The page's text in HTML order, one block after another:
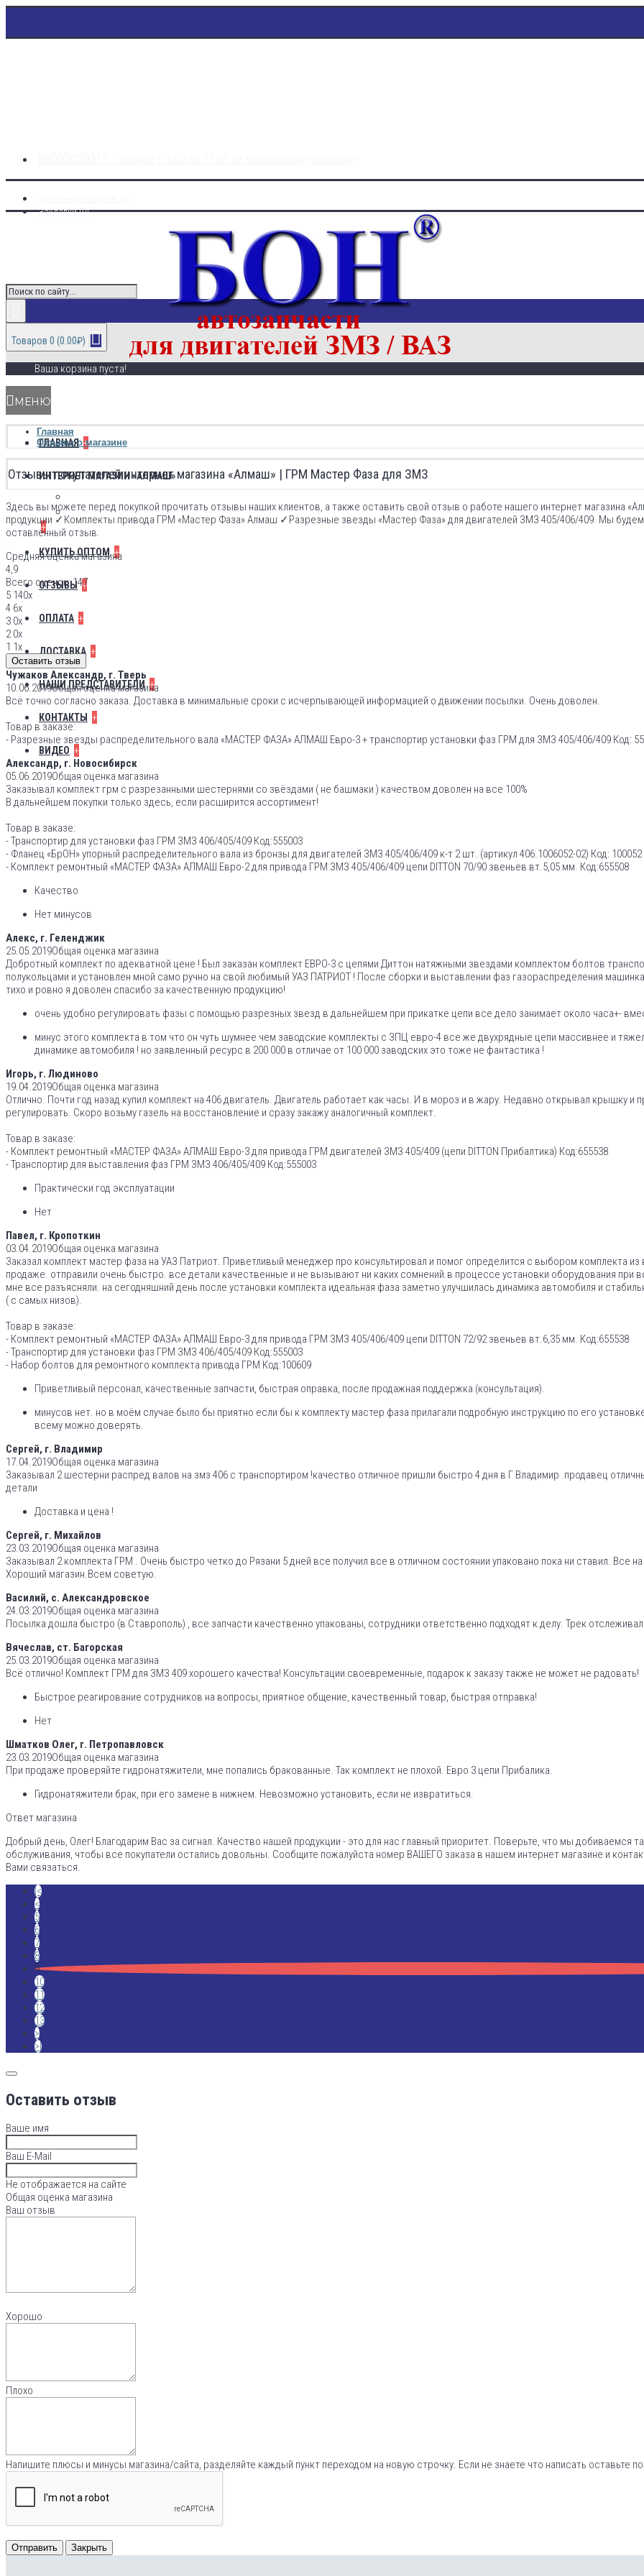
Закладки (0)
Товаров 0 (0.00₽)
Ваша корзина пуста!
МЕНЮ
ГЛАВНАЯ +
ИНТЕРНЕТ МАГАЗИН «АЛМАШ»
для двигателей ВАЗ
+
КУПИТЬ ОПТОМ +
ОТЗЫВЫ +
ОПЛАТА +
ДОСТАВКА +
НАШИ ПРЕДСТАВИТЕЛИ +
КОНТАКТЫ +
ВИДЕО +
Главная
Отзывы о магазине
Отзывы покупателей интернет магазина «Алмаш» | ГРМ Мастер Фаза для ЗМЗ
Здесь вы можете перед покупкой прочитать отзывы наших клиентов, а также оставить свой отзыв о работе нашего интернет магазина
продукции ✓Комплекты привода ГРМ «Мастер Фаза» Алмаш ✓Разрезные звезды «Мастер Фаза» для двигателей ЗМЗ 405/406/409. Мы будем
оставленный отзыв.
Средняя оценка магазина
4,9
Всего оценок: 147
5 140x
4 6x
3 0x
2 0x
1 1x
Оставить отзыв
Чужаков Александр, г. Тверь
10.06.2019Общая оценка магазина
Всё точно согласно заказа. Доставка в минимальные сроки с исчерпывающей информацией о движении посылки. Очень доволен.
Товар в заказе:
- Разрезные звезды распределительного вала «МАСТЕР ФАЗА» АЛМАШ Евро-3 + транспортир установки фаз ГРМ для ЗМЗ 405/406/409 Код:
Александр, г. Новосибирск
05.06.2019Общая оценка магазина
Заказывал комплект грм с разрезанными шестернями со звёздами ( не башмаки ) качеством доволен на все 100%
В дальнейшем покупки только здесь, если расширится ассортимент!
Товар в заказе:
- Транспортир для установки фаз ГРМ ЗМЗ 406/405/409 Код:555003
- Фланец «БрОН» упорный распределительного вала из бронзы для двигателей ЗМЗ 405/406/409 к-т 2 шт. (артикул 406.1006052-02) Код: 100052
- Комплект ремонтный «МАСТЕР ФАЗА» АЛМАШ Евро-2 для привода ГРМ ЗМЗ 405/406/409 цепи DITTON 70/90 звеньев вт.5,05 мм. Код:655508
Качество
Нет минусов
Алекс, г. Геленджик
25.05.2019Общая оценка магазина
Добротный комплект по адекватной цене ! Был заказан комплект ЕВРО-3 с цепями Диттон натяжными звездами комплектом болтов
полукольцами и установлен мной само ручно на свой любимый УАЗ ПАТРИОТ ! После сборки и выставлении фаз газораспределения
тихо и ровно я доволен спасибо за качественную продукцию!
очень удобно регулировать фазы с помощью разрезных звезд в дальнейшем при прикатке цепи все дело занимает около часа+-
минус этого комплекта в том что он чуть шумнее чем заводские комплекты с ЗПЦ евро-4 все же двухрядные цепи массивнее и
динамике автомобиля ! но заявленный ресурс в 200 000 в отличае от 100 000 заводских это тоже не фантастика !
Игорь, г. Людиново
19.04.2019Общая оценка магазина
Отлично. Почти год назад купил комплект на 406 двигатель. Двигатель работает как часы. И в мороз и в жару. Недавно открывал крышку
регулировать. Скоро возьму газель на восстановление и сразу закажу аналогичный комплект.
Товар в заказе:
- Комплект ремонтный «МАСТЕР ФАЗА» АЛМАШ Евро-3 для привода ГРМ двигателей ЗМЗ 405/409 (цепи DITTON Прибалтика) Код:655538
- Транспортир для выставления фаз ГРМ ЗМЗ 406/405/409 Код:555003
Практически год эксплуатации
Нет
Павел, г. Кропоткин
03.04.2019Общая оценка магазина
Заказал комплект мастер фаза на УАЗ Патриот. Приветливый менеджер про консультировал и помог определится с выбором комплекта
продаже. отправили очень быстро. все детали качественные и не вызывают ни каких сомнений.в процессе установки оборудования при
мне все разъясняли. на сегодняшний день после установки комплекта идеальная фаза заметно улучшилась динамика автомобиля и
( с самых низов).
Товар в заказе:
- Комплект ремонтный «МАСТЕР ФАЗА» АЛМАШ Евро-3 для привода ГРМ ЗМЗ 405/406/409 цепи DITTON 72/92 звеньев вт.6,35 мм. Код:655538
- Транспортир для установки фаз ГРМ ЗМЗ 406/405/409 Код:555003
- Набор болтов для ремонтного комплекта привода ГРМ Код:100609
Приветливый персонал, качественные запчасти, быстрая оправка, после продажная поддержка (консультация).
минусов нет. но в моём случае было бы приятно если бы к комплекту мастер фаза прилагали подробную инструкцию по его
всему можно доверять.
Сергей, г. Владимир
17.04.2019Общая оценка магазина
Заказывал 2 шестерни распред валов на змз 406 с транспортиром !качество отличное пришли быстро 4 дня в Г Владимир .продавец
детали
Доставка и цена !
Сергей, г. Михайлов
23.03.2019Общая оценка магазина
Заказывал 2 комплекта ГРМ . Очень быстро четко до Рязани 5 дней все получил все в отличном состоянии упаковано пока ни ставил. Все
Хороший магазин.Всем советую.
Василий, с. Александровское
24.03.2019Общая оценка магазина
Посылка дошла быстро (в Ставрополь) , все запчасти качественно упакованы, сотрудники ответственно подходят к делу. Трек
Вячеслав, ст. Багорская
25.03.2019Общая оценка магазина
Всё отлично! Комплект ГРМ для ЗМЗ 409 хорошего качества! Консультации своевременные, подарок к заказу также не может не радовать!
Быстрое реагирование сотрудников на вопросы, приятное общение, качественный товар, быстрая отправка!
Нет
Шматков Олег, г. Петропавловск
23.03.2019Общая оценка магазина
При продаже проверяйте гидронатяжители, мне попались бракованные. Так комплект не плохой. Евро 3 цепи Прибалика.
Гидронатяжители брак, при его замене в нижнем. Невозможно установить, если не извратиться.
Ответ магазина
Добрый день, Олег! Благодарим Вас за сигнал. Качество нашей продукции - это для нас главный приоритет. Поверьте, что мы добиваемся
обслуживания, чтобы все покупатели остались довольны. Сообщите пожалуйста номер ВАШЕГО заказа в нашем интернет магазине и
Вами связаться.
|<
<
5
6
7
8
9
10
11
12
13
>
>|
Оставить отзыв
Ваше имя
Ваш E-Mail
Не отображается на сайте
Общая оценка магазина
Ваш отзыв
Хорошо
Плохо
Напишите плюсы и минусы магазина/сайта, разделяйте каждый пункт переходом на новую строчку. Если не знаете что написать оставьте
Отправить Закрыть